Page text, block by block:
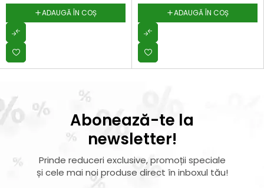
ADAUGĂ ÎN COȘ ADAUGĂ ÎN COȘ
Abonează-te la
newsletter!
Prinde reduceri exclusive, promoții speciale
și cele mai noi produse direct în inboxul tău!